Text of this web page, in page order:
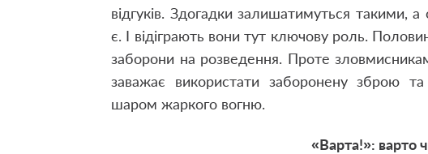
відгуків. Здогадки залишатимуться такими, а
є. І відіграють вони тут ключову роль.
заборони на розведення. Проте
заважає використати заборонену зброю
шаром жаркого вогню.
«Варта!»: варто